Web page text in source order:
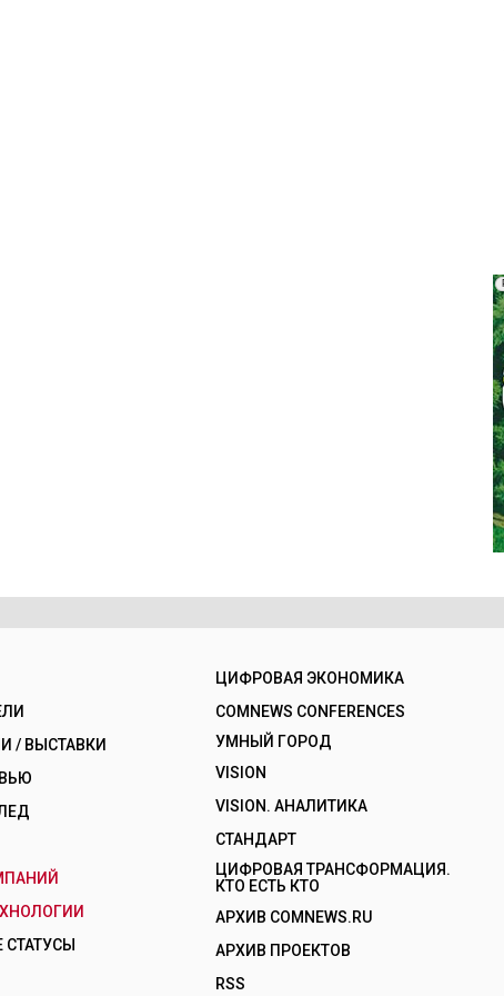
/ ВЫСТАВКИ
СТАТУСЫ
ЦИФРОВАЯ ЭКОНОМИКА
COMNEWS CONFERENCES
УМНЫЙ ГОРОД
VISION
VISION. АНАЛИТИКА
СТАНДАРТ
ЦИФРОВАЯ ТРАНСФОРМАЦИЯ.
КТО ЕСТЬ КТО
АРХИВ COMNEWS.RU
АРХИВ ПРОЕКТОВ
RSS